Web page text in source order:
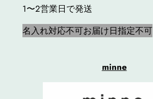
1〜2営業日で発送
名入れ対応不可お届け日指定不可
minne